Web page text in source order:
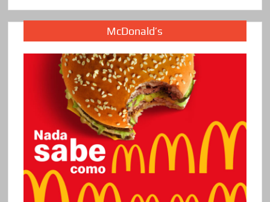
McDonald’s